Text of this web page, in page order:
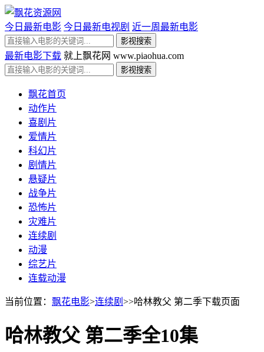
今日最新电影 今日最新电视剧 近一周最新电影
最新电影下载 就上飘花网 www.piaohua.com
飘花首页
动作片
喜剧片
爱情片
科幻片
剧情片
悬疑片
战争片
恐怖片
灾难片
连续剧
动漫
综艺片
连载动漫
当前位置： 飘花电影>连续剧 >>哈林教父 第二季下载页面
哈林教父 第二季全10集